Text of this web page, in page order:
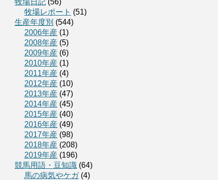
牧場日記 (56)
牧場レポート (51)
生産年度別 (544)
2006年産 (1)
2008年産 (5)
2009年産 (6)
2010年産 (1)
2011年産 (4)
2012年産 (10)
2013年産 (47)
2014年産 (45)
2015年産 (40)
2016年産 (49)
2017年産 (98)
2018年産 (208)
2019年産 (196)
競馬用語・豆知識 (64)
馬の病気やケガ(4)